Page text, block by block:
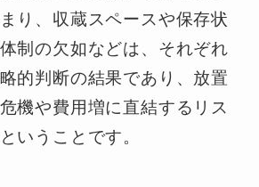
り、収蔵スペースや保存状
制の欠如などは、それぞれ
的判断の結果であり、放置
機や費用増に直結するリス
いうことです。